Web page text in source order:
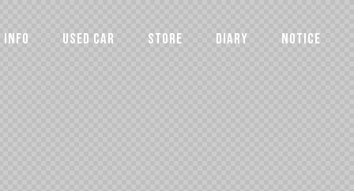
INFO USED CAR STORE DIARY NOTICE